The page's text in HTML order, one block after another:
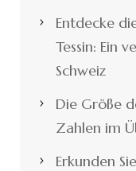
Entdecke
Tessin: Ein
Schweiz
Die Größe
Zahlen im
Erkunden